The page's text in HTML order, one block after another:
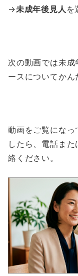
→未成年後見人 を
次の動画では未
ースについてかん
動画をご覧になっ
したら、電話ま
絡ください。